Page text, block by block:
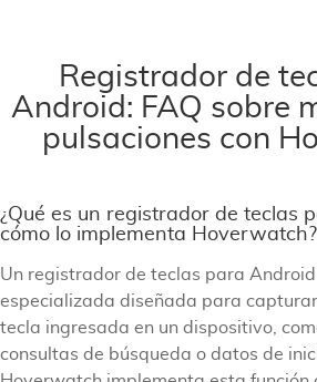
Registrador de
Android: FAQ sobre
pulsaciones con
¿Qué es un registrador de teclas
cómo lo implementa Hoverwatch?
Un registrador de teclas para
especializada diseñada para
tecla ingresada en un dispositivo,
consultas de búsqueda o datos de